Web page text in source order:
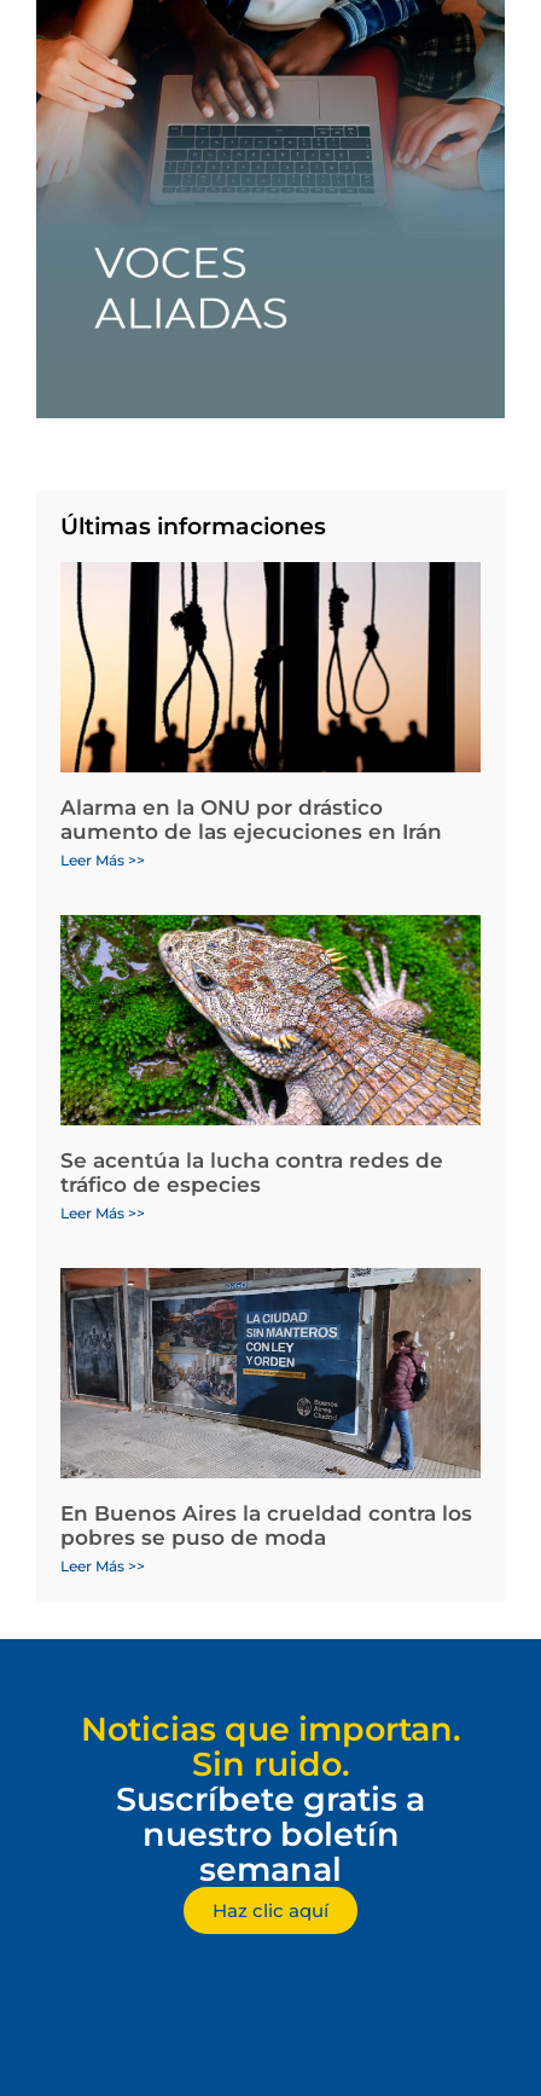
Últimas informaciones
Alarma en la ONU por drástico
aumento de las ejecuciones en Irán
Leer Más >>
Se acentúa la lucha contra redes de
tráfico de especies
Leer Más >>
En Buenos Aires la crueldad contra los
pobres se puso de moda
Leer Más >>
Noticias que importan.
Sin ruido.
Suscríbete gratis a
nuestro boletín
semanal
Haz clic aquí